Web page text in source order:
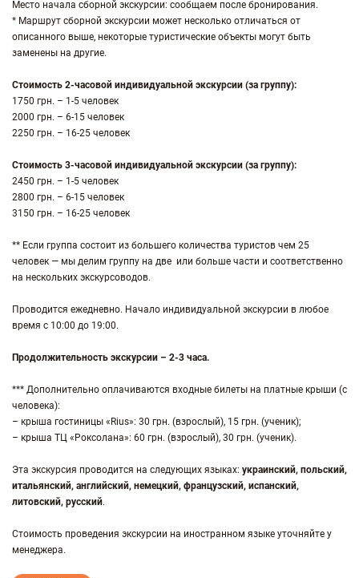
Место начала сборной экскурсии: сообщаем после бронирования.
* Маршрут сборной экскурсии может несколько отличаться от
описанного выше, некоторые туристические объекты могут быть
заменены на другие.
Стоимость 2-часовой индивидуальной экскурсии (за группу):
1750 грн. – 1-5 человек
2000 грн. – 6-15 человек
2250 грн. – 16-25 человек
Стоимость 3-часовой индивидуальной экскурсии (за группу):
2450 грн. – 1-5 человек
2800 грн. – 6-15 человек
3150 грн. – 16-25 человек
** Если группа состоит из большего количества туристов чем 25
человек — мы делим группу на две или больше части и соответственно
на нескольких экскурсоводов.
Проводится ежедневно. Начало индивидуальной экскурсии в любое
время с 10:00 до 19:00.
Продолжительность экскурсии – 2-3 часа.
*** Дополнительно оплачиваются входные билеты на платные крыши (с
человека):
– крыша гостиницы «Rius»: 30 грн. (взрослый), 15 грн. (ученик);
– крыша ТЦ «Роксолана»: 60 грн. (взрослый), 30 грн. (ученик).
Эта экскурсия проводится на следующих языках: украинский, польский,
итальянский, английский, немецкий, французский, испанский,
литовский, русский.
Стоимость проведения экскурсии на иностранном языке уточняйте у
менеджера.